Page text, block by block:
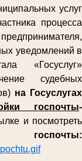
услуг
процесса
уведомлений в
«Госуслуг»
судебных
на Госуслугах
госпочты-
и посмотреть
госпочты: